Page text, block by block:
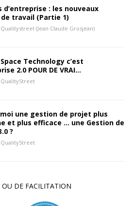
d’entreprise : les nouveaux
travail (Partie 1)
(Jean Claude Grosjean)
Space Technology c’est
2.0 POUR DE VRAI…
une gestion de projet plus
et plus efficace … une Gestion de
?
DE FACILITATION